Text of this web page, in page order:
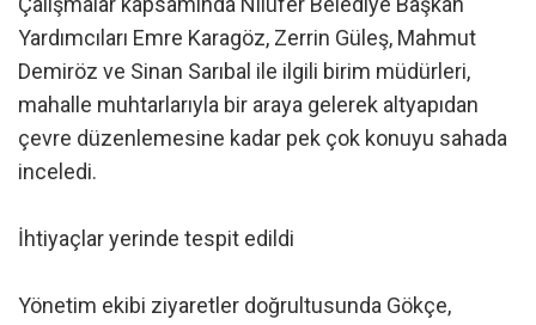
Yardımcıları Emre Karagöz, Zerrin Güleş, Mahmut
Demiröz ve Sinan Sarıbal ile ilgili birim müdürleri,
mahalle muhtarlarıyla bir araya gelerek altyapıdan
çevre düzenlemesine kadar pek çok konuyu sahada
inceledi.
İhtiyaçlar yerinde tespit edildi
Yönetim ekibi ziyaretler doğrultusunda Gökçe,